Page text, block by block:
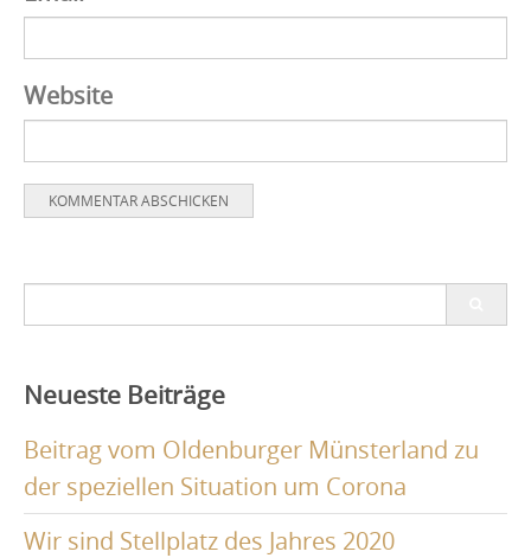
Website
Neueste Beiträge
Beitrag vom Oldenburger Münsterland zu
der speziellen Situation um Corona
Wir sind Stellplatz des Jahres 2020